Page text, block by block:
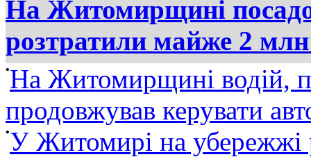
На Житомирщині
розтратили майже 2
•На Житомирщині водій,
продовжував керувати
•У Житомирі на убережжі